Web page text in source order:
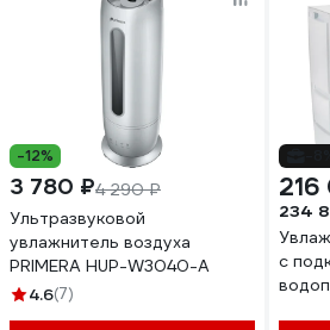
-12%
3 780 ₽4 290 ₽
Ультразвуковой
увлажнитель воздуха
PRIMERA HUP-W3040-A
4.6(7)
216
234
с